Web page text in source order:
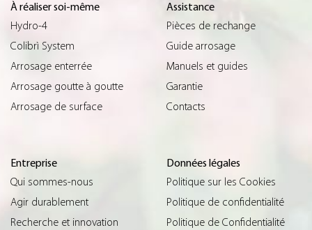
À réaliser soi-même
Hydro-4
Colibrì System
Arrosage enterrée
Arrosage goutte à goutte
Arrosage de surface
Assistance
Pièces de rechange
Guide arrosage
Manuels et guides
Garantie
Contacts
Entreprise
Qui sommes-nous
Agir durablement
Recherche et innovation
Données légales
Politique sur les Cookies
Politique de confidentialité
Politique de Confidentialité